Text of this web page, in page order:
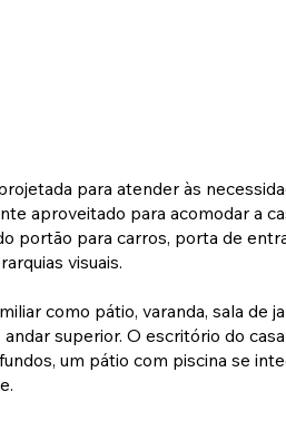
para atender às
aproveitado para acomodar a
portão para carros, porta de
visuais.
como pátio, varanda, sala de
superior. O escritório do
um pátio com piscina se